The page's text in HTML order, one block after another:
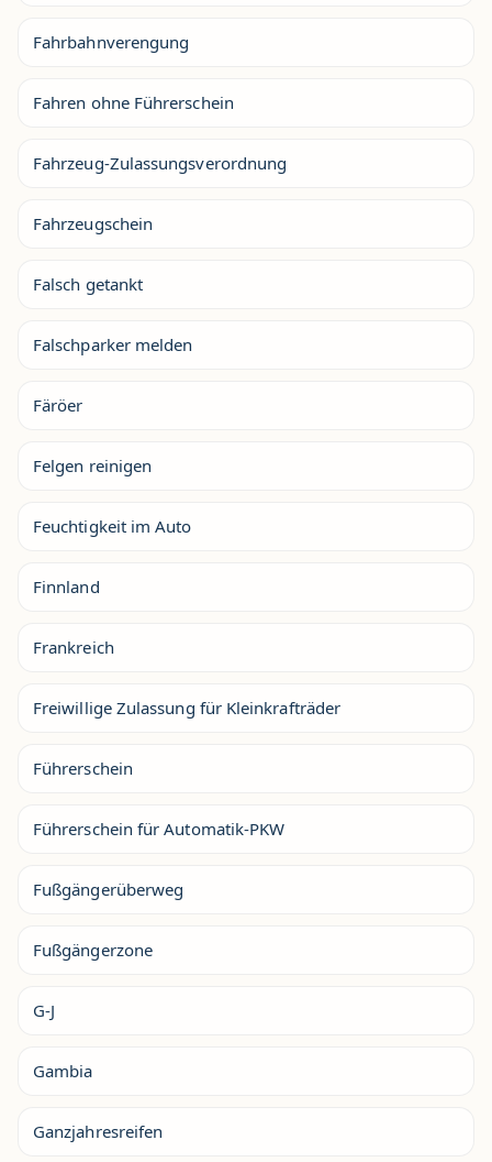
Fahrbahnverengung
Fahren ohne Führerschein
Fahrzeug-Zulassungsverordnung
Fahrzeugschein
Falsch getankt
Falschparker melden
Färöer
Felgen reinigen
Feuchtigkeit im Auto
Finnland
Frankreich
Freiwillige Zulassung für Kleinkrafträder
Führerschein
Führerschein für Automatik-PKW
Fußgängerüberweg
Fußgängerzone
G-J
Gambia
Ganzjahresreifen